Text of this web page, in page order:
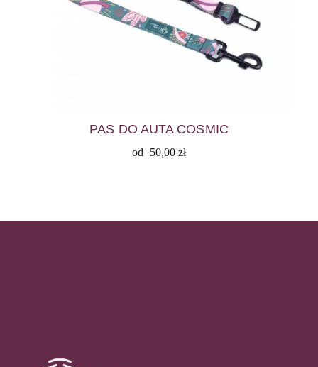
PAS DO AUTA COSMIC
od 50,00 zł